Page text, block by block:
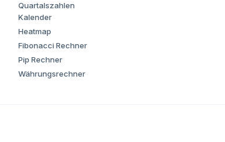
Quartalszahlen
Kalender
Heatmap
Fibonacci Rechner
Pip Rechner
Währungsrechner